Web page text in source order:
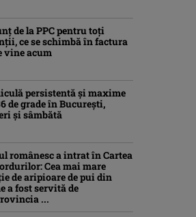
de la PPC pentru toți
ce se schimbă în factura
vine acum
persistentă şi maxime
de grade în Bucureşti,
şi sâmbătă
românesc a intrat în Cartea
Cea mai mare
de aripioare de pui din
a fost servită de
...